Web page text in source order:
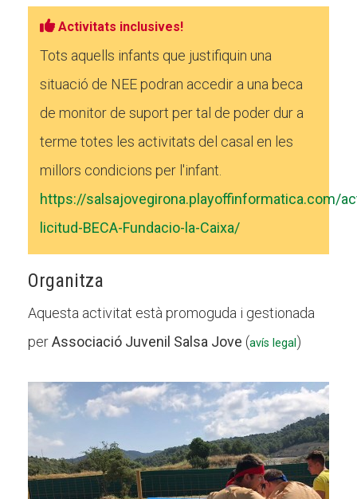
Activitats inclusives!
Tots aquells infants que justifiquin una
situació de NEE podran accedir a una beca
de monitor de suport per tal de poder dur a
terme totes les activitats del casal en les
millors condicions per l'infant.
https://salsajovegirona.playoffinformatica.com/
licitud-BECA-Fundacio-la-Caixa/
Organitza
Aquesta activitat està promoguda i gestionada
perAssociació Juvenil Salsa Jove (avís legal)